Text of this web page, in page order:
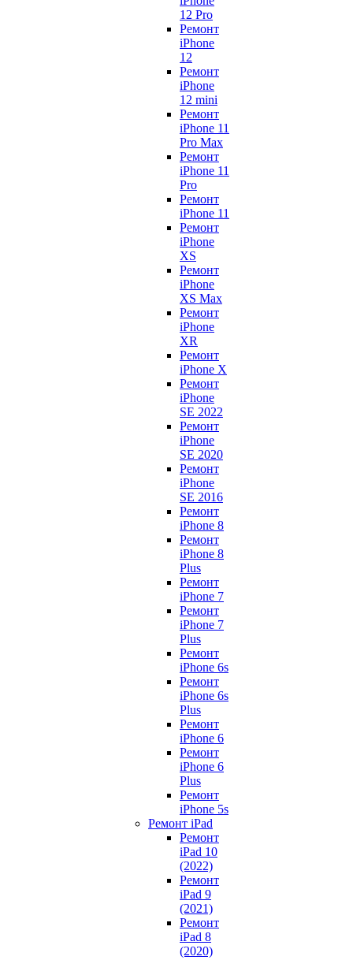
12 Pro
Ремонт
iPhone
12
Ремонт
iPhone
12 mini
Ремонт
iPhone 11
Pro Max
Ремонт
iPhone 11
Pro
Ремонт
iPhone 11
Ремонт
iPhone
XS
Ремонт
iPhone
XS Max
Ремонт
iPhone
XR
Ремонт
iPhone X
Ремонт
iPhone
SE 2022
Ремонт
iPhone
SE 2020
Ремонт
iPhone
SE 2016
Ремонт
iPhone 8
Ремонт
iPhone 8
Plus
Ремонт
iPhone 7
Ремонт
iPhone 7
Plus
Ремонт
iPhone 6s
Ремонт
iPhone 6s
Plus
Ремонт
iPhone 6
Ремонт
iPhone 6
Plus
Ремонт
iPhone 5s
Ремонт iPad
Ремонт
iPad 10
(2022)
Ремонт
iPad 9
(2021)
Ремонт
iPad 8
(2020)